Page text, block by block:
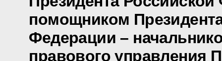
помощником
Федерации –
правового управления